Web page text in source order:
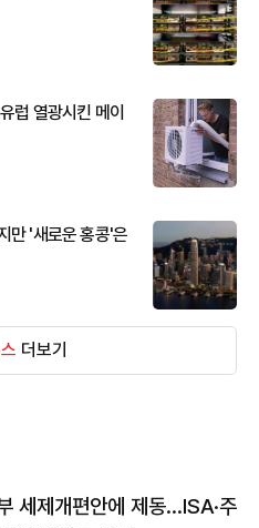
럽 열광시킨 메이
만 '새로운 홍콩'은
더보기
세제개편안에 제동…ISA·주